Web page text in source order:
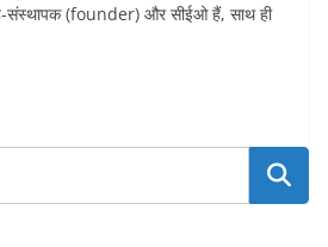
(founder) और सीईओ हैं, साथ ही